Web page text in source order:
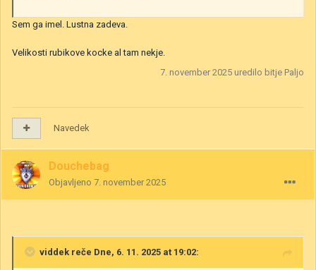
Sem ga imel. Lustna zadeva.
Velikosti rubikove kocke al tam nekje.
7. november 2025 uredilo bitje Paljo
Navedek
Douchebag
Objavljeno 7. november 2025
viddek reče Dne, 6. 11. 2025 at 19:02: